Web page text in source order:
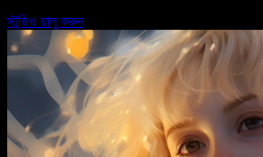
স্টুডিও চালু করুন